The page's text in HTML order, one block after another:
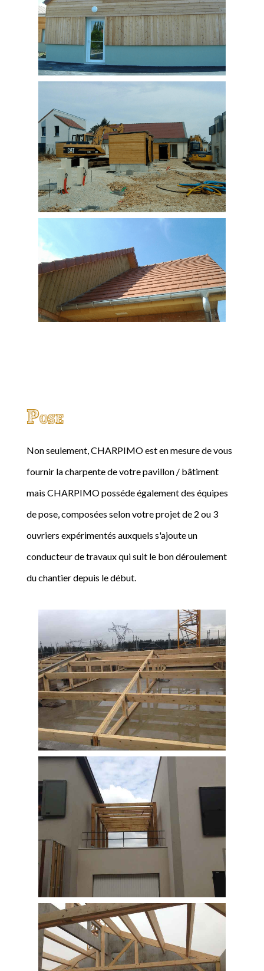
Pose
Non seulement, CHARPIMO est en mesure de vous
fournir la charpente de votre pavillon / bâtiment
mais CHARPIMO posséde également des équipes
de pose, composées selon votre projet de 2 ou 3
ouvriers expérimentés auxquels s'ajoute un
conducteur de travaux qui suit le bon déroulement
du chantier depuis le début.